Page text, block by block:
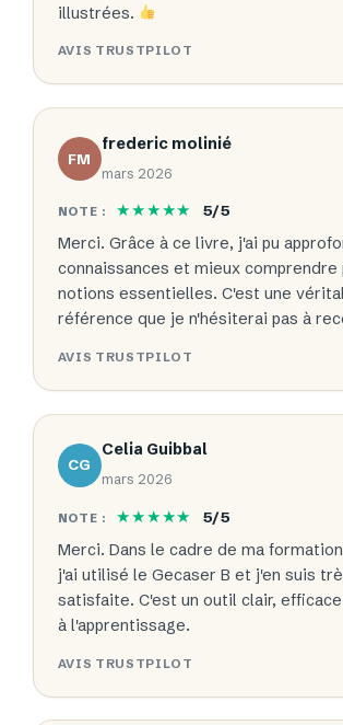
illustrées.
AVIS TRUSTPILOT
FM
frederic molinié
mars 2026
NOTE : ★★★★★ 5/5
Merci. Grâce à ce livre, j'ai pu
connaissances et mieux comprendre
notions essentielles. C'est une
référence que je n'hésiterai pas à
AVIS TRUSTPILOT
CG
Celia Guibbal
mars 2026
NOTE : ★★★★★ 5/5
Merci. Dans le cadre de ma formation
j'ai utilisé le Gecaser B et j'en suis
satisfaite. C'est un outil clair,
à l'apprentissage.
AVIS TRUSTPILOT